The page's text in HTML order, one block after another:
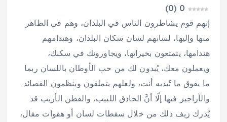
0
(
0
)
إنهم قوم يشاطرون الناس في البلدان، وهم في الظاهر
منها وإليها، لسانهم لسان سكان البلدان، وهندامهم
هندامها، يتمتعون بخيراتها، ويجاورونك في سكنك،
ويعملون معك، يُبدون لك من حب الأوطان باللسان ربما
ما يفوق ما تُبديه أنت، ولعلهم يتملقون وينظمون القصائد
والأراجيز فيها إلّا أنَّ الحاذق اللبيب، والفطن الأريب قد
يُدرك زيف ذلك من خلال سقطات لسان أو هفوات مقال،